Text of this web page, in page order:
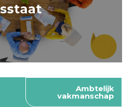
Ambtelijk
vakmanschap